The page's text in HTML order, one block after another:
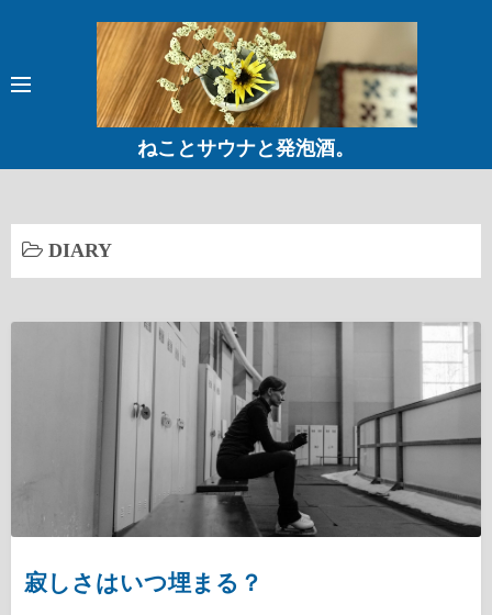
ン
ねことサウナと発泡酒。
DIARY
寂しさはいつ埋まる？